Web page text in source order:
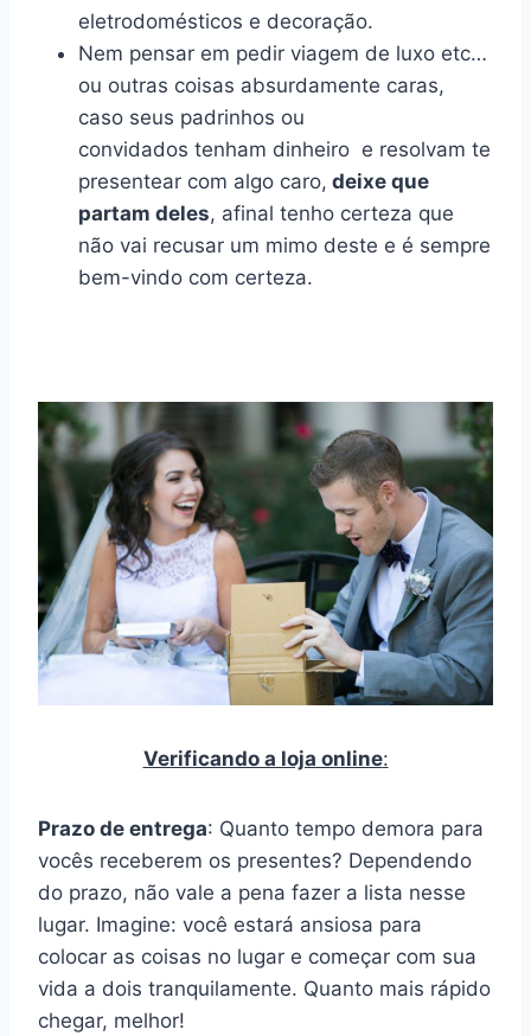
eletrodomésticos e decoração.
Nem pensar em pedir viagem de luxo etc…
ou outras coisas absurdamente caras,
caso seus padrinhos ou
convidados tenham dinheiro e resolvam te
presentear com algo caro, deixe que
partam deles, afinal tenho certeza que
não vai recusar um mimo deste e é sempre
bem-vindo com certeza.
Verificando a loja online:
Prazo de entrega: Quanto tempo demora para
vocês receberem os presentes? Dependendo
do prazo, não vale a pena fazer a lista nesse
lugar. Imagine: você estará ansiosa para
colocar as coisas no lugar e começar com sua
vida a dois tranquilamente. Quanto mais rápido
chegar, melhor!